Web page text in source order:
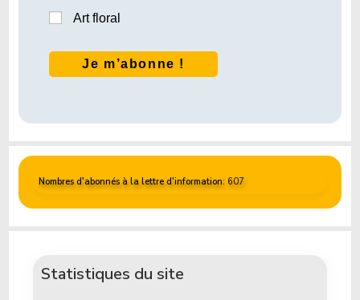
Art floral
Nombres d'abonnés à la lettre d'information: 607
Statistiques du site